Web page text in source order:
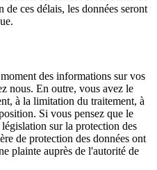
ces délais, les données seront
des informations sur vos
nous. En outre, vous avez le
à la limitation du traitement, à
Si vous pensez que le
sur la protection des
de protection des données ont
plainte auprès de l'autorité de